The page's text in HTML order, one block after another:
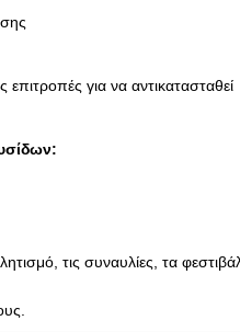
για να αντικατασταθεί
τις συναυλίες, τα